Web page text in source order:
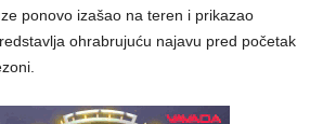
ponovo izašao na teren i prikazao
ohrabrujuću najavu pred početak